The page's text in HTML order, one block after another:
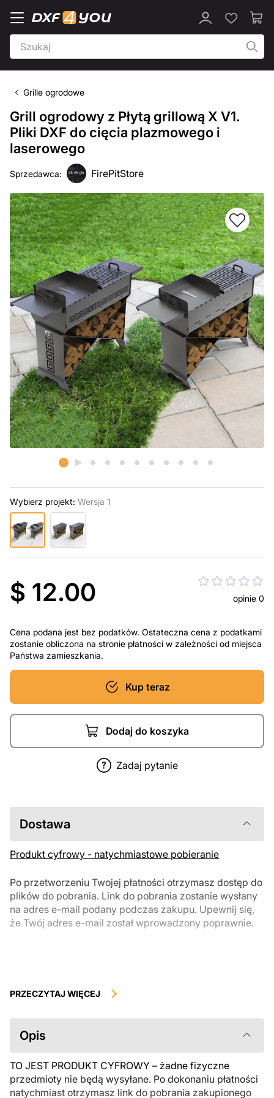
Grille ogrodowe
Grill ogrodowy z Płytą grillową X V1.
Pliki DXF do cięcia plazmowego i
laserowego
Sprzedawca: FirePitStore
Wybierz projekt: Wersja 1
$ 12.00 opinie 0
Cena podana jest bez podatków. Ostateczna cena z podatkami
zostanie obliczona na stronie płatności w zależności od miejsca
Państwa zamieszkania.
Kup teraz
Dodaj do koszyka
Zadaj pytanie
Dostawa
Produkt cyfrowy - natychmiastowe pobieranie
Po przetworzeniu Twojej płatności otrzymasz dostęp do
plików do pobrania. Link do pobrania zostanie wysłany
na adres e-mail podany podczas zakupu. Upewnij się,
że Twój adres e-mail został wprowadzony poprawnie.
podlegają zwrotowi ani wymianie po ich pobraniu. Zalecamy
przed zakupem. Jeśli masz jakiekolwiek problemy z zamówieniem,
skontaktuj się bezpośrednio ze sprzedawcą.
PRZECZYTAJ WIĘCEJ
Opis
TO JEST PRODUKT CYFROWY – żadne fizyczne
przedmioty nie będą wysyłane. Po dokonaniu płatności
natychmiast otrzymasz link do pobrania zakupionego